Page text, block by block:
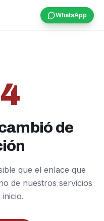
WhatsApp
de
que el enlace que
de nuestros servicios